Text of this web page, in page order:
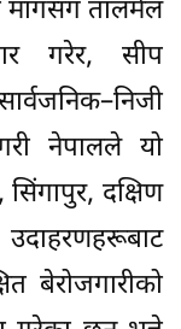
मागसँग तालमेल
गरेर, सीप
नेपालले यो
दक्षिण
उदाहरणहरूबाट
बेरोजगारीको